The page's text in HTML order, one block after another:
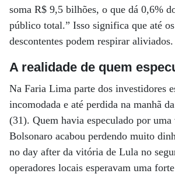
soma R$ 9,5 bilhões, o que dá 0,6%
público total.” Isso significa que até
descontentes podem respirar aliviados.
A realidade de quem
Na Faria Lima parte dos investidores
incomodada e até perdida na manhã
(31). Quem havia especulado por
Bolsonaro acabou perdendo muito
no day after da vitória de Lula no
operadores locais esperavam uma